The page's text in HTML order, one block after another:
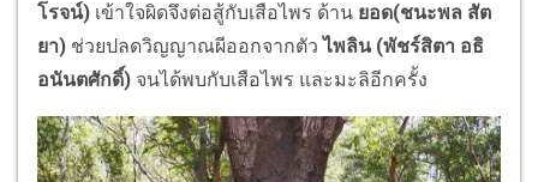
โรจน์) เข้าใจผิดจึงต่อสู้กับเสือไพร ด้าน ยอด(ชนะพล สัต
ยา) ช่วยปลดวิญญาณผีออกจากตัว ไพลิน (พัชร์สิตา อธิ
อนันตศักดิ์) จนได้พบกับเสือไพร และมะลิอีกครั้ง